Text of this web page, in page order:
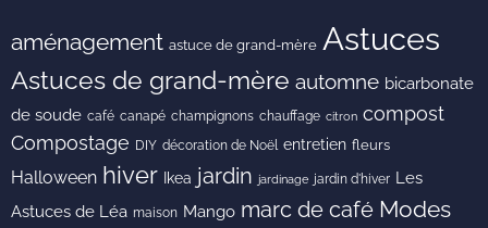
aménagement astuce de grand-mère Astuces
Astuces de grand-mère automne bicarbonate
de soude café canapé champignons chauffage citron compost
Compostage DIY décoration de Noël entretien fleurs
Halloween hiver Ikea jardin jardinage jardin d'hiver Les
Astuces de Léa maison Mango marc de café Modes